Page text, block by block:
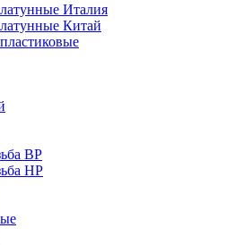
Италия
Китай
ВР
НР